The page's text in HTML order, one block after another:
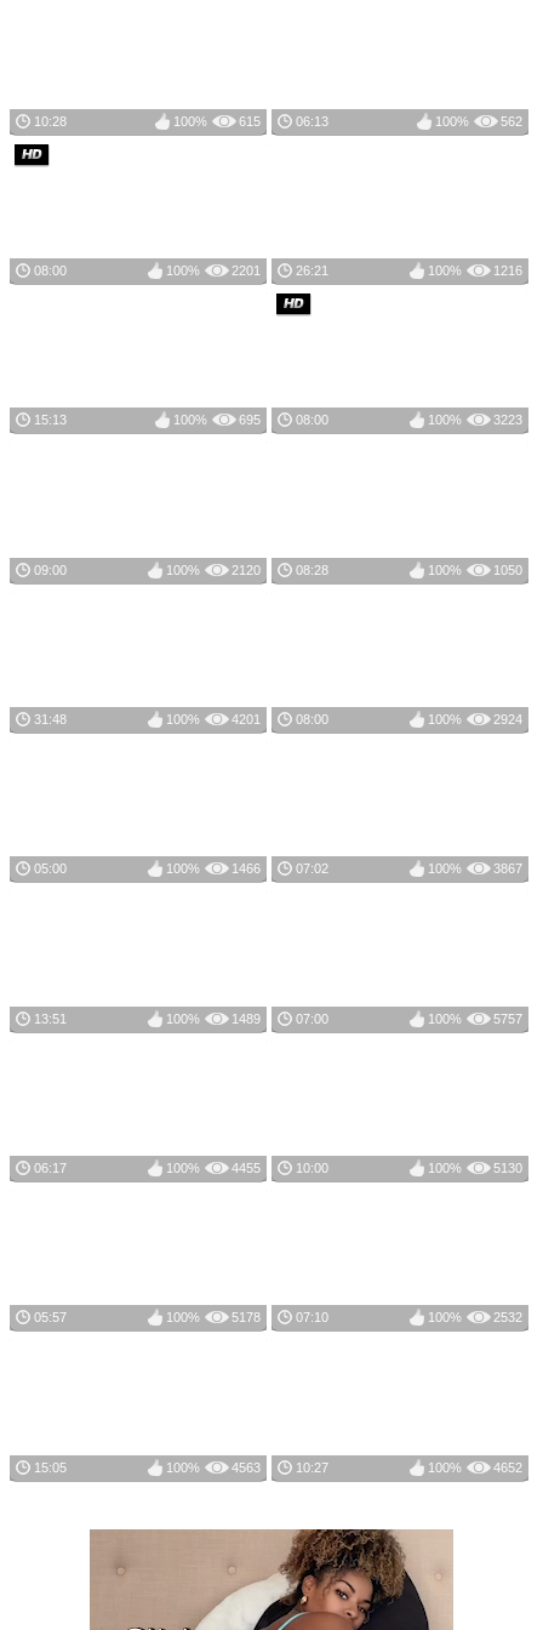
10:28 615
100% 06:13 562
100%
08:00 2201
100% 26:21 1216
100%
15:13 695
100% 08:00 3223
100%
09:00 2120
100% 08:28 1050
100%
31:48 4201
100% 08:00 2924
100%
05:00 1466
100% 07:02 3867
100%
13:51 1489
100% 07:00 5757
100%
06:17 4455
100% 10:00 5130
100%
05:57 5178
100% 07:10 2532
100%
15:05 4563
100% 10:27 4652
100%